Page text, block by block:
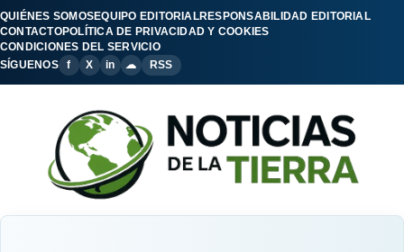
QUIÉNES SOMOSEQUIPO EDITORIALRESPONSABILIDAD EDITORIAL
CONTACTOPOLÍTICA DE PRIVACIDAD Y COOKIES
CONDICIONES DEL SERVICIO
SÍGUENOS
f X in ☁ RSS